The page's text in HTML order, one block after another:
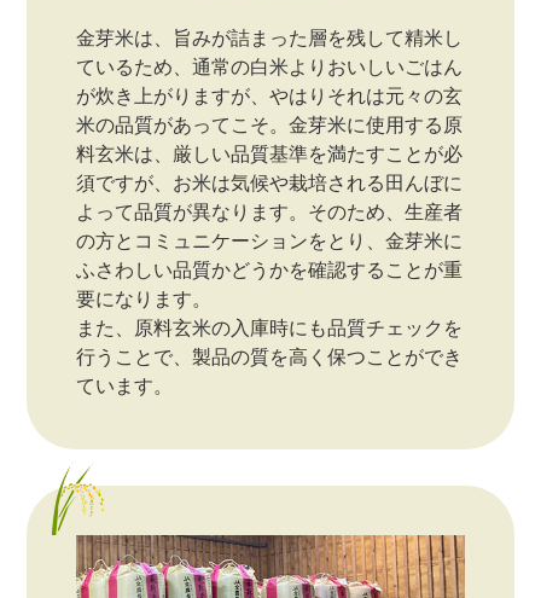
金芽米は、旨みが詰まった層を残して精米し
ているため、通常の白米よりおいしいごはん
が炊き上がりますが、やはりそれは元々の玄
米の品質があってこそ。金芽米に使用する原
料玄米は、厳しい品質基準を満たすことが必
須ですが、お米は気候や栽培される田んぼに
よって品質が異なります。そのため、生産者
の方とコミュニケーションをとり、金芽米に
ふさわしい品質かどうかを確認することが重
要になります。
また、原料玄米の入庫時にも品質チェックを
行うことで、製品の質を高く保つことができ
ています。